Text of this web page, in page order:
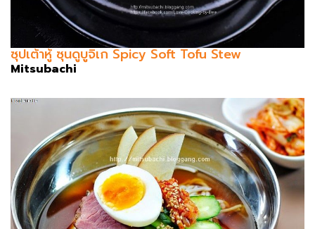
ซุปเต้าหู้ ซุนดูบูจิเก Spicy Soft Tofu Stew
Mitsubachi